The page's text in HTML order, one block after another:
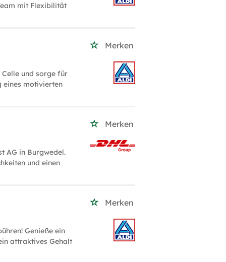
mit Flexibilität
Merken
und sorge für
eines motivierten
Merken
AG in Burgwedel.
und einen
Merken
Genieße ein
attraktives Gehalt